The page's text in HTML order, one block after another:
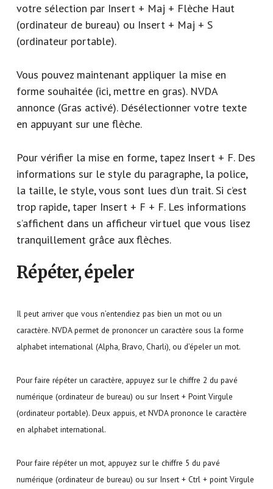
votre sélection par Insert + Maj + Flèche Haut
(ordinateur de bureau) ou Insert + Maj + S
(ordinateur portable).
Vous pouvez maintenant appliquer la mise en
forme souhaitée (ici, mettre en gras). NVDA
annonce (Gras activé). Désélectionner votre texte
en appuyant sur une flèche.
Pour vérifier la mise en forme, tapez Insert + F. Des
informations sur le style du paragraphe, la police,
la taille, le style, vous sont lues d’un trait. Si c’est
trop rapide, taper Insert + F + F. Les informations
s’affichent dans un afficheur virtuel que vous lisez
tranquillement grâce aux flèches.
Répéter, épeler
Il peut arriver que vous n’entendiez pas bien un mot ou un
caractère. NVDA permet de prononcer un caractère sous la forme
alphabet international (Alpha, Bravo, Charli), ou d’épeler un mot.
Pour faire répéter un caractère, appuyez sur le chiffre 2 du pavé
numérique (ordinateur de bureau) ou sur Insert + Point Virgule
(ordinateur portable). Deux appuis, et NVDA prononce le caractère
en alphabet international.
Pour faire répéter un mot, appuyez sur le chiffre 5 du pavé
numérique (ordinateur de bureau) ou sur Insert + Ctrl + point Virgule